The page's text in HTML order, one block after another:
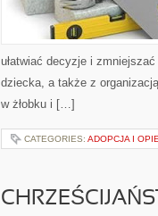
ułatwiać decyzje i
dziecka, a także z
w żłobku i […]
CATEGORIES: ADOPCJA I